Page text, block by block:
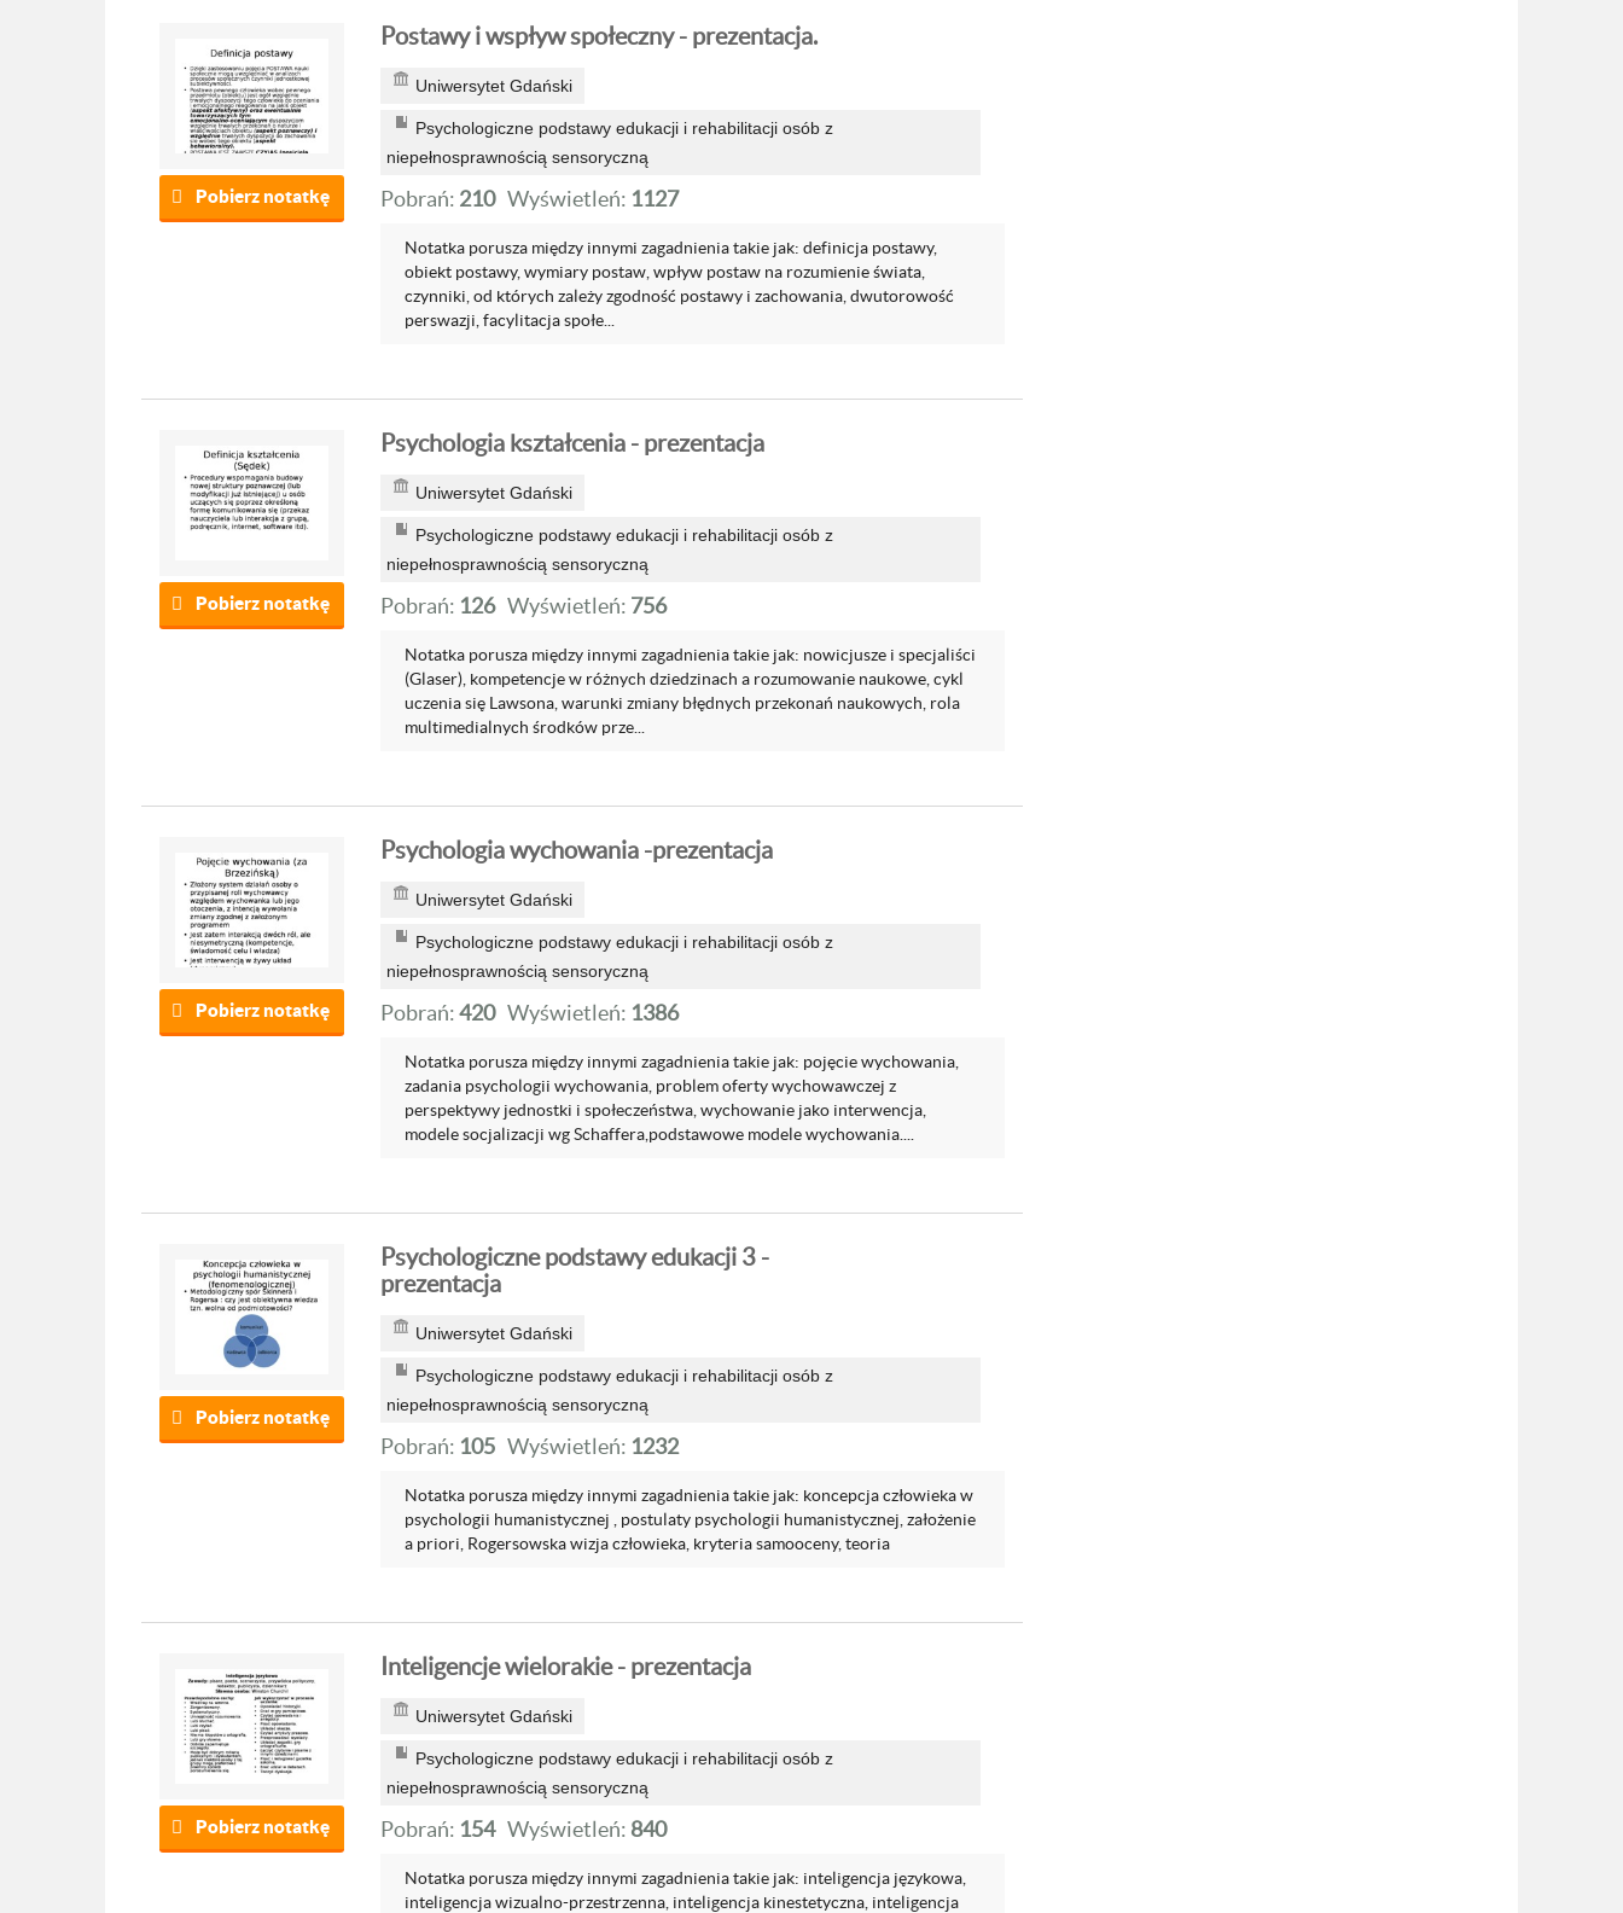
Pobierz notatkę
Postawy i wspływ społeczny - prezentacja.
Uniwersytet Gdański
Psychologiczne podstawy edukacji i rehabilitacji osób z
niepełnosprawnością sensoryczną
Pobrań: 210 Wyświetleń: 1127
Notatka porusza między innymi zagadnienia takie jak: definicja postawy,
obiekt postawy, wymiary postaw, wpływ postaw na rozumienie świata,
czynniki, od których zależy zgodność postawy i zachowania, dwutorowość
perswazji, facylitacja społe...
Pobierz notatkę
Psychologia kształcenia - prezentacja
Uniwersytet Gdański
Psychologiczne podstawy edukacji i rehabilitacji osób z
niepełnosprawnością sensoryczną
Pobrań: 126 Wyświetleń: 756
Notatka porusza między innymi zagadnienia takie jak: nowicjusze i specjaliści
(Glaser), kompetencje w różnych dziedzinach a rozumowanie naukowe, cykl
uczenia się Lawsona, warunki zmiany błędnych przekonań naukowych, rola
multimedialnych środków prze...
Pobierz notatkę
Psychologia wychowania -prezentacja
Uniwersytet Gdański
Psychologiczne podstawy edukacji i rehabilitacji osób z
niepełnosprawnością sensoryczną
Pobrań:420 Wyświetleń: 1386
Notatka porusza między innymi zagadnienia takie jak: pojęcie wychowania,
zadania psychologii wychowania, problem oferty wychowawczej z
perspektywy jednostki i społeczeństwa, wychowanie jako interwencja,
modele socjalizacji wg Schaffera,podstawowe modele wychowania....
Pobierz notatkę
Psychologiczne podstawy edukacji 3 -
prezentacja
Uniwersytet Gdański
Psychologiczne podstawy edukacji i rehabilitacji osób z
niepełnosprawnością sensoryczną
Pobrań: 105 Wyświetleń: 1232
Notatka porusza między innymi zagadnienia takie jak: koncepcja człowieka w
psychologii humanistycznej , postulaty psychologii humanistycznej, założenie
a priori, Rogersowska wizja człowieka, kryteria samooceny, teoria
Pobierz notatkę
Inteligencje wielorakie - prezentacja
Uniwersytet Gdański
Psychologiczne podstawy edukacji i rehabilitacji osób z
niepełnosprawnością sensoryczną
Pobrań: 154 Wyświetleń: 840
Notatka porusza między innymi zagadnienia takie jak: inteligencja językowa,
inteligencja wizualno-przestrzenna, inteligencja kinestetyczna, inteligencja